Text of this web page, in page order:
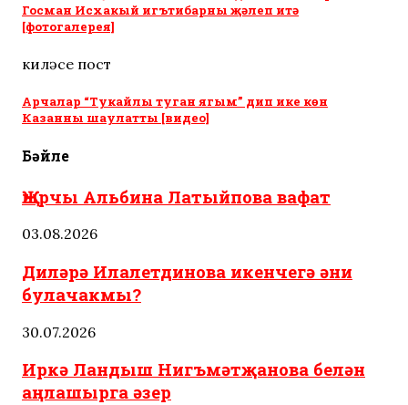
Госман Исхакый игътибарны җәлеп итә
[фотогалерея]
киләсе пост
Арчалар “Тукайлы туган ягым” дип ике көн
Казанны шаулатты [видео]
Бәйле
Җырчы Альбина Латыйпова вафат
03.08.2026
Диләрә Илалетдинова икенчегә әни
булачакмы?
30.07.2026
Иркә Ландыш Нигъмәтҗанова белән
аңлашырга әзер